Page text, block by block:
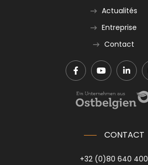
Actualités
Entreprise
Contact
CONTACT
+32 (0)80 640 400